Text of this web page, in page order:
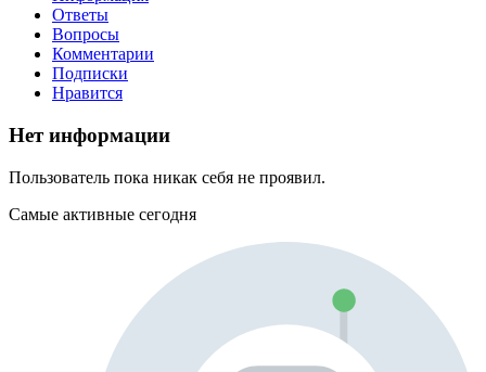
Ответы
Вопросы
Комментарии
Подписки
Нравится
Нет информации
Пользователь пока никак себя не проявил.
Самые активные сегодня